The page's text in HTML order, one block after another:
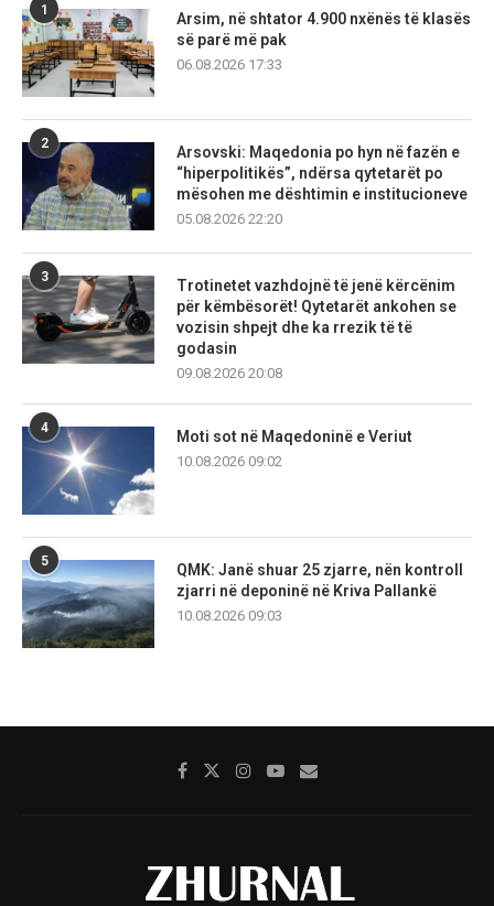
1
Arsim, në shtator 4.900 nxënës të klasës
së parë më pak
06.08.2026 17:33
2
Arsovski: Maqedonia po hyn në fazën e
“hiperpolitikës”, ndërsa qytetarët po
mësohen me dështimin e institucioneve
05.08.2026 22:20
3
Trotinetet vazhdojnë të jenë kërcënim
për këmbësorët! Qytetarët ankohen se
vozisin shpejt dhe ka rrezik të të
godasin
09.08.2026 20:08
4
Moti sot në Maqedoninë e Veriut
10.08.2026 09:02
5
QMK: Janë shuar 25 zjarre, nën kontroll
zjarri në deponinë në Kriva Pallankë
10.08.2026 09:03